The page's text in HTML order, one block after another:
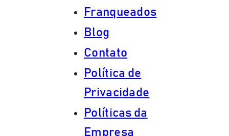
Franqueados
Blog
Contato
Política de
Privacidade
Políticas da
Empresa